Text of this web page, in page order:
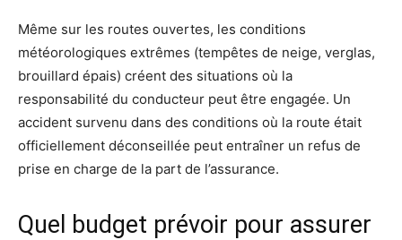
Même sur les routes ouvertes, les conditions
météorologiques extrêmes (tempêtes de neige, verglas,
brouillard épais) créent des situations où la
responsabilité du conducteur peut être engagée. Un
accident survenu dans des conditions où la route était
officiellement déconseillée peut entraîner un refus de
prise en charge de la part de l’assurance.
Quel budget prévoir pour assurer